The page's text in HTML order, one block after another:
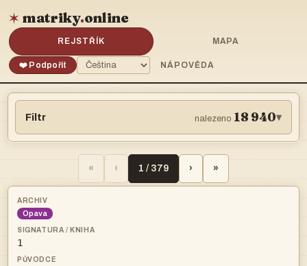
✶ matriky.online
REJSTŘÍK MAPA
❤️ Podpořit NÁPOVĚDA
Filtr nalezeno 18 940▾
« ‹ 1 / 379 › »
Opava
